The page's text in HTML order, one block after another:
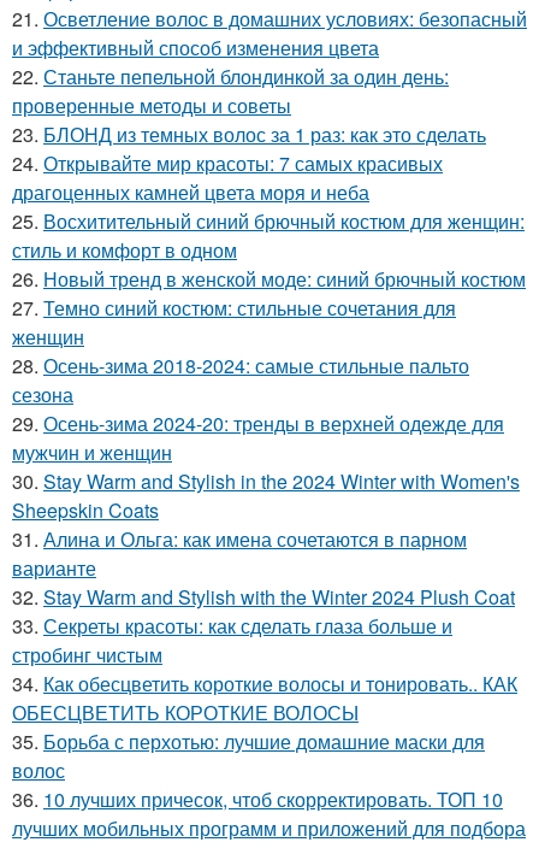
21. Осветление волос в домашних условиях: безопасный
и эффективный способ изменения цвета
22. Станьте пепельной блондинкой за один день:
проверенные методы и советы
23. БЛОНД из темных волос за 1 раз: как это сделать
24. Открывайте мир красоты: 7 самых красивых
драгоценных камней цвета моря и неба
25. Восхитительный синий брючный костюм для женщин:
стиль и комфорт в одном
26. Новый тренд в женской моде: синий брючный костюм
27. Темно синий костюм: стильные сочетания для
женщин
28. Осень-зима 2018-2024: самые стильные пальто
сезона
29. Осень-зима 2024-20: тренды в верхней одежде для
мужчин и женщин
30. Stay Warm and Stylish in the 2024 Winter with Women's
Sheepskin Coats
31. Алина и Ольга: как имена сочетаются в парном
варианте
32. Stay Warm and Stylish with the Winter 2024 Plush Coat
33. Секреты красоты: как сделать глаза больше и
стробинг чистым
34. Как обесцветить короткие волосы и тонировать.. КАК
ОБЕСЦВЕТИТЬ КОРОТКИЕ ВОЛОСЫ
35. Борьба с перхотью: лучшие домашние маски для
волос
36. 10 лучших причесок, чтоб скорректировать. ТОП 10
лучших мобильных программ и приложений для подбора